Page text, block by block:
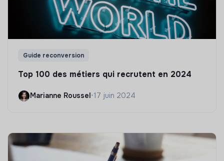
Guide reconversion
Top 100 des métiers qui recrutent en 2024
Marianne Roussel •17 juin 2024